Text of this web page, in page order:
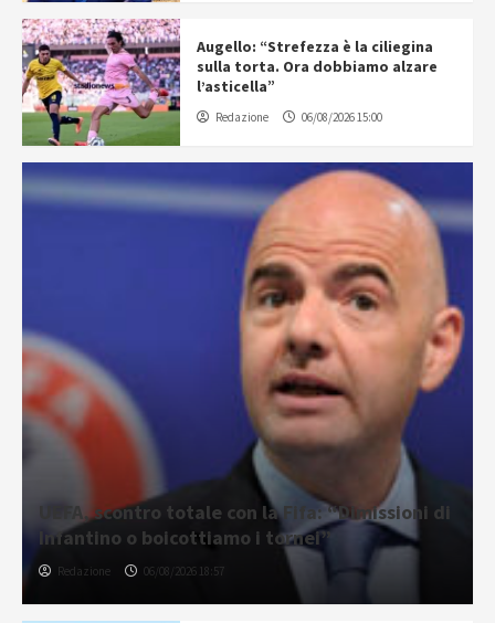
Augello: “Strefezza è la ciliegina
sulla torta. Ora dobbiamo alzare
l’asticella”
Redazione 06/08/2026 15:00
UEFA, scontro totale con la Fifa: “Dimissioni di
Infantino o boicottiamo i tornei”
Redazione 06/08/2026 18:57